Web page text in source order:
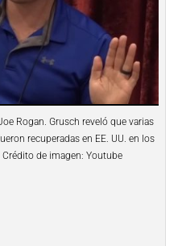
Rogan. Grusch reveló que varias
recuperadas en EE. UU. en los
de imagen: Youtube